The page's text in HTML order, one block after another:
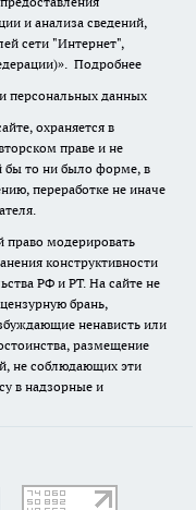
и анализа сведений,
сети "Интернет",
Подробнее
персональных данных
охраняется в
праве и не
бы то ни было форме, в
переработке не иначе
право модерировать
конструктивности
РФ и РТ. На сайте не
брань,
ненависть или
размещение
не соблюдающих эти
в надзорные и